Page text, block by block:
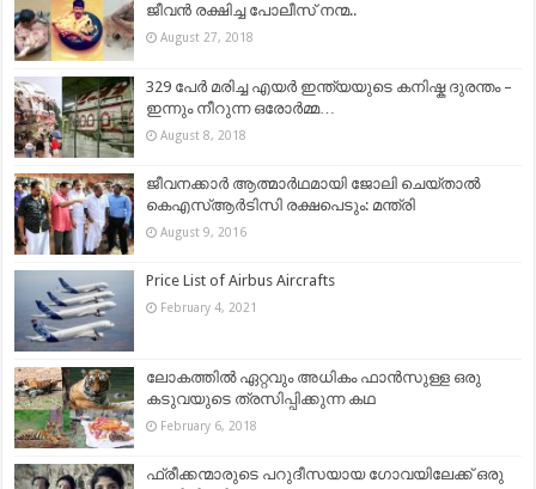
ജീവൻ രക്ഷിച്ച പോലീസ് നന്മ..
August 27, 2018
329 പേര്‍ മരിച്ച എയർ ഇന്ത്യയുടെ കനിഷ്ക ദുരന്തം –
ഇന്നും നീറുന്ന ഒരോർമ്മ…
August 8, 2018
ജീവനക്കാർ ആത്മാർഥമായി ജോലി ചെയ്താൽ
കെഎസ്ആർടിസി രക്ഷപെടും: മന്ത്രി
August 9, 2016
Price List of Airbus Aircrafts
February 4, 2021
ലോകത്തില്‍ ഏറ്റവും അധികം ഫാന്‍സുള്ള ഒരു
കടുവയുടെ ത്രസിപ്പിക്കുന്ന കഥ
February 6, 2018
ഫ്രീക്കന്മാരുടെ പറുദീസയായ ഗോവയിലേക്ക് ഒരു